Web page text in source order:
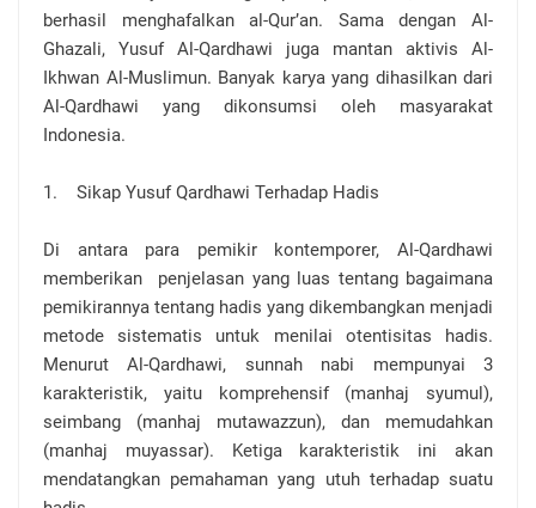
berhasil menghafalkan al-Qur’an. Sama dengan Al-
Ghazali, Yusuf Al-Qardhawi juga mantan aktivis Al-
Ikhwan Al-Muslimun. Banyak karya yang dihasilkan dari
Al-Qardhawi yang dikonsumsi oleh masyarakat
Indonesia.
1. Sikap Yusuf Qardhawi Terhadap Hadis
Di antara para pemikir kontemporer, Al-Qardhawi
memberikan penjelasan yang luas tentang bagaimana
pemikirannya tentang hadis yang dikembangkan menjadi
metode sistematis untuk menilai otentisitas hadis.
Menurut Al-Qardhawi, sunnah nabi mempunyai 3
karakteristik, yaitu komprehensif (manhaj syumul),
seimbang (manhaj mutawazzun), dan memudahkan
(manhaj muyassar). Ketiga karakteristik ini akan
mendatangkan pemahaman yang utuh terhadap suatu